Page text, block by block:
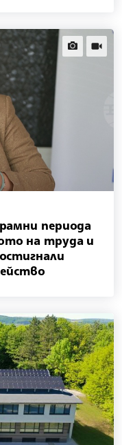
news.images
периода
на труда и